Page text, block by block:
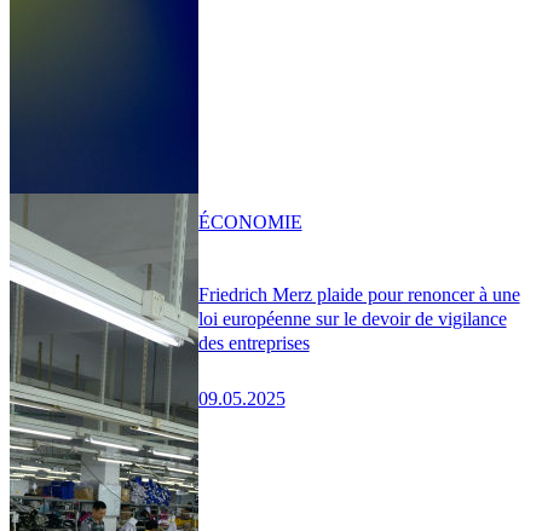
Friedrich Merz plaide pour renoncer à une
loi européenne sur le devoir de vigilance
des entreprises
09.05.2025
ÉCONOMIE